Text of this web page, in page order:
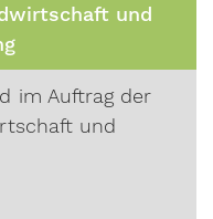
und
im Auftrag der
und